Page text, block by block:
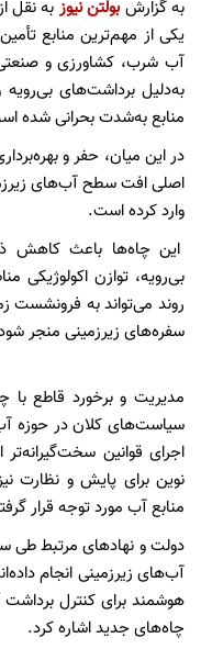
به گزارشبولتن نیوز به نقل
یکی از مهم‌ترین منابع
آب شرب، کشاورزی و صنعتی
به‌دلیل برداشت‌های
منابع به‌شدت بحرانی شده
در این میان، حفر و
اصلی افت سطح آب‌های
وارد کرده است.
این چاه‌ها باعث کاهش
بی‌رویه، توازن اکولوژیکی
روند می‌تواند به
سفره‌های زیرزمینی منجر
مدیریت و برخورد قاطع با
سیاست‌های کلان در حوزه
اجرای قوانین
نوین برای پایش و نظارت
منابع آب مورد توجه قرار
دولت و نهادهای مرتبط طی
آب‌های زیرزمینی انجام
هوشمند برای کنترل
چاه‌های جدید اشاره کرد.